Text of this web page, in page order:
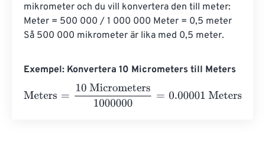
mikrometer och du vill konvertera den till meter:
Meter = 500 000 / 1 000 000 Meter = 0,5 meter
Så 500 000 mikrometer är lika med 0,5 meter.
Exempel: Konvertera 10 Micrometers till Meters
Meters
10 Micrometers1000000 =0.00001 Meters